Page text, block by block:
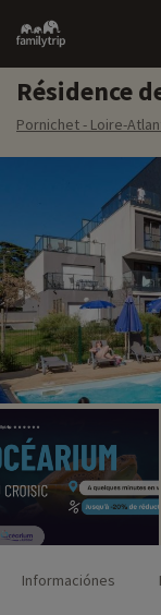
Family
trip
Résidence
Pornichet - Loire-
Informaciónes